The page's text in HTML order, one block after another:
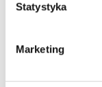
Statystyka
Marketing
I consent
personal